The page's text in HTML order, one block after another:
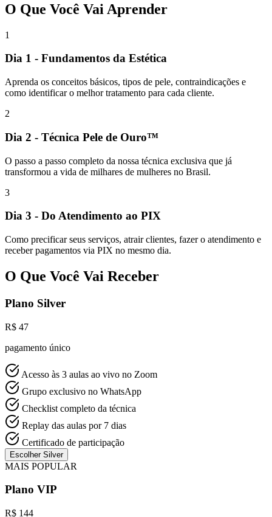
O Que Você Vai Aprender
1
Dia 1 - Fundamentos da Estética
Aprenda os conceitos básicos, tipos de pele, contraindicações e
como identificar o melhor tratamento para cada cliente.
2
Dia 2 - Técnica Pele de Ouro™
O passo a passo completo da nossa técnica exclusiva que já
transformou a vida de milhares de mulheres no Brasil.
3
Dia 3 - Do Atendimento ao PIX
Como precificar seus serviços, atrair clientes, fazer o atendimento e
receber pagamentos via PIX no mesmo dia.
O Que Você Vai Receber
Plano Silver
R$ 47
pagamento único
Acesso às 3 aulas ao vivo no Zoom
Grupo exclusivo no WhatsApp
Checklist completo da técnica
Replay das aulas por 7 dias
Certificado de participação
Escolher Silver
MAIS POPULAR
Plano VIP
R$ 144